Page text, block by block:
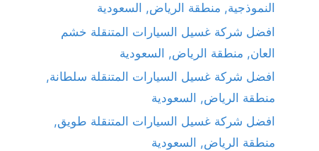
النموذجية, منطقة الرياض, السعودية
افضل شركة غسيل السيارات المتنقلة خشم
العان, منطقة الرياض, السعودية
افضل شركة غسيل السيارات المتنقلة سلطانة,
منطقة الرياض, السعودية
افضل شركة غسيل السيارات المتنقلة طويق,
منطقة الرياض, السعودية